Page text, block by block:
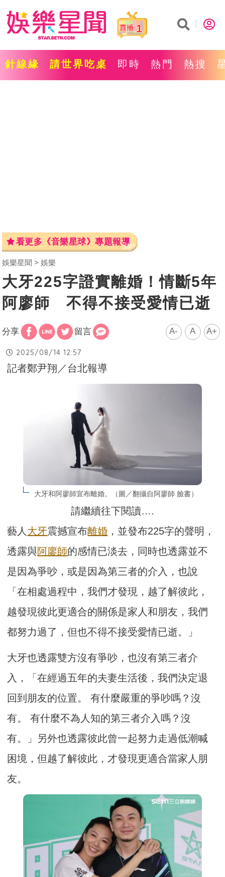
1
針線緣 請世界吃桌 即時 熱門 熱搜
看更多《音樂星球》專題報導
娛樂星聞 娛樂
大牙225字證實離婚！情斷5年
阿廖師 不得不接受愛情已逝
分享 留言 A- A A+
2025/08/14 12:57
記者鄭尹翔／台北報導
大牙和阿廖師宣布離婚。（圖／翻攝自阿廖師 臉書）
請繼續往下閱讀….
藝人 大牙震撼宣布離婚 ，並發布225字的聲明，
透露與阿廖師的感情已淡去，同時也透露並不
是因為爭吵，或是因為第三者的介入，也說
「在相處過程中，我們才發現，越了解彼此，
越發現彼此更適合的關係是家人和朋友，我們
都努力過了，但也不得不接受愛情已逝。」
大牙也透露雙方沒有爭吵，也沒有第三者介
入，「在經過五年的夫妻生活後，我們決定退
回到朋友的位置。 有什麼嚴重的爭吵嗎？沒
有。 有什麼不為人知的第三者介入嗎？沒
有。」另外也透露彼此曾一起努力走過低潮喊
困境，但越了解彼此，才發現更適合當家人朋
友。